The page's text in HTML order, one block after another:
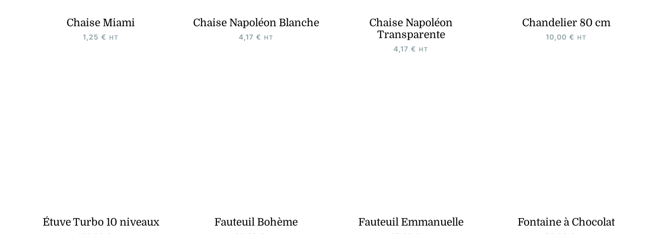
Chaise Miami
1,25€ HT
Chaise Napoléon Blanche
4,17 € HT
Chaise Napoléon
Transparente
4,17€ HT
Chandelier 80 cm
10,00 € HT
Étuve Turbo 10 niveaux Fauteuil Bohème Fauteuil Emmanuelle Fontaine à Chocolat